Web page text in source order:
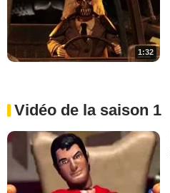
1:32
Vidéo de la saison 1